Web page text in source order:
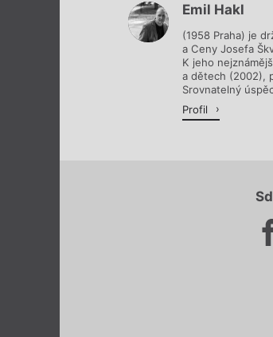
Emil Hakl
(1958 Praha) je
a Ceny Josefa
K jeho
a dětech (2002),
Srovnatelný
Profil